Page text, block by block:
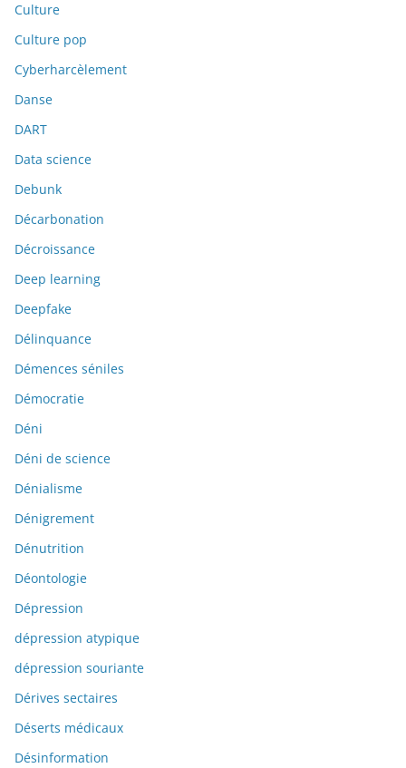
Culture
Culture pop
Cyberharcèlement
Danse
DART
Data science
Debunk
Décarbonation
Décroissance
Deep learning
Deepfake
Délinquance
Démences séniles
Démocratie
Déni
Déni de science
Dénialisme
Dénigrement
Dénutrition
Déontologie
Dépression
dépression atypique
dépression souriante
Dérives sectaires
Déserts médicaux
Désinformation